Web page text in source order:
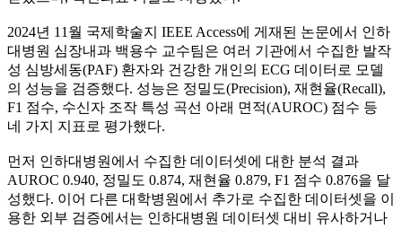
2024년 11월 국제학술지 IEEE Access에 게재된 논문에서 인하
대병원 심장내과 백용수 교수팀은 여러 기관에서 수집한 발작
성 심방세동(PAF) 환자와 건강한 개인의 ECG 데이터로 모델
의 성능을 검증했다. 성능은 정밀도(Precision), 재현율(Recall),
F1 점수, 수신자 조작 특성 곡선 아래 면적(AUROC) 점수 등
네 가지 지표로 평가했다.
먼저 인하대병원에서 수집한 데이터셋에 대한 분석 결과
AUROC 0.940, 정밀도 0.874, 재현율 0.879, F1 점수 0.876을 달
성했다. 이어 다른 대학병원에서 추가로 수집한 데이터셋을 이
용한 외부 검증에서는 인하대병원 데이터셋 대비 유사하거나